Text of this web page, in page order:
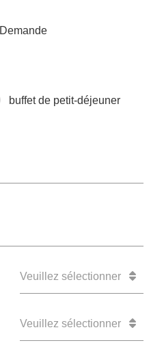
Demande
buffet de petit-déjeuner
Veuillez sélectionner
Veuillez sélectionner